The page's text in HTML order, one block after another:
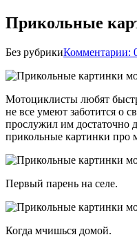
Прикольные
Без рубрикиКомментарии:
Мотоциклисты любят
не все умеют заботится о
прослужил им достаточно
прикольные картинки про
Первый парень на селе.
Когда мчишься домой.